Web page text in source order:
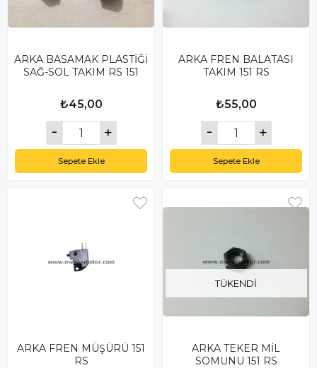
ARKA BASAMAK PLASTİĞİ
SAĞ-SOL TAKIM RS 151
₺45,00
Sepete Ekle
ARKA FREN BALATASI
TAKIM 151 RS
₺55,00
Sepete Ekle
ARKA FREN MÜŞÜRÜ 151
RS
TÜKENDI
ARKA TEKER MİL
SOMUNU 151 RS